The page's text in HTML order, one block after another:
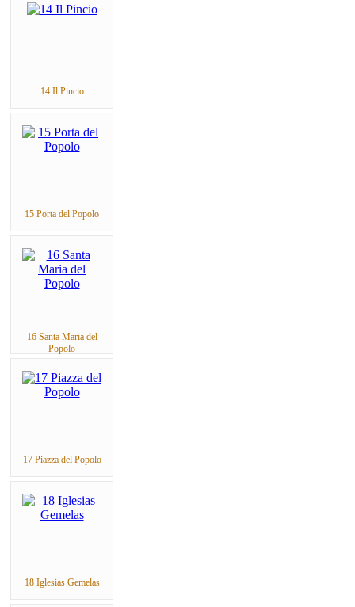
14 Il Pincio
15 Porta del Popolo
16 Santa Maria del
Popolo
17 Piazza del Popolo
18 Iglesias Gemelas